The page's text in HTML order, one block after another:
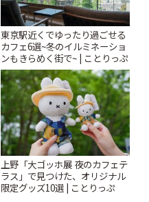
東京駅近くでゆったり過ごせる
カフェ6選~冬のイルミネーショ
ンもきらめく街で~ | ことりっぷ
上野「大ゴッホ展 夜のカフェテ
ラス」で見つけた、オリジナル
限定グッズ10選 | ことりっぷ